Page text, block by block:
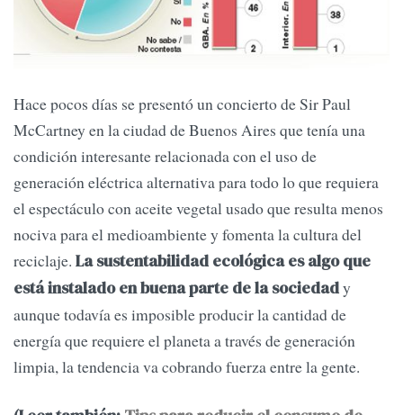
Hace pocos días se presentó un concierto de Sir Paul
McCartney en la ciudad de Buenos Aires que tenía una
condición interesante relacionada con el uso de
generación eléctrica alternativa para todo lo que requiera
el espectáculo con aceite vegetal usado que resulta menos
nociva para el medioambiente y fomenta la cultura del
reciclaje. La sustentabilidad ecológica es algo que
está instalado en buena parte de la sociedady
aunque todavía es imposible producir la cantidad de
energía que requiere el planeta a través de generación
limpia, la tendencia va cobrando fuerza entre la gente.